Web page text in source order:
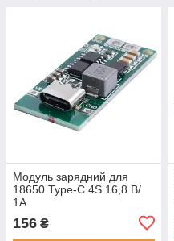
Модуль зарядний для
18650 Type-C 4S 16,8 В/
1A
156 ₴